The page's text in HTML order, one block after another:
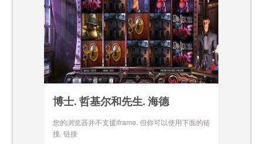
博士. 哲基尔和先生. 海德
您的浏览器并不支援iframe. 但你可以使用下面的链
接. 链接